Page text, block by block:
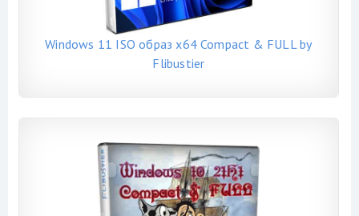
Windows 11 ISO образ x64 Compact & FULL by
Flibustier